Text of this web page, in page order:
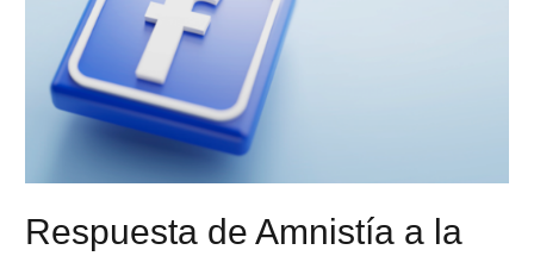
Respuesta de Amnistía a la